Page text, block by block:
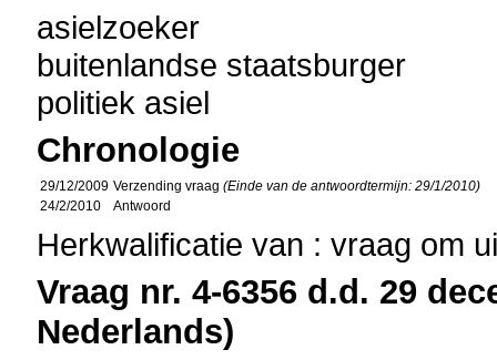
asielzoeker
buitenlandse staatsburger
politiek asiel
Chronologie
29/12/2009 Verzending vraag(Einde van de antwoordtermijn: 29/1/2010)
24/2/2010
Antwoord
Herkwalificatie van : vraag om
Vraag nr. 4-6356 d.d. 29
Nederlands)